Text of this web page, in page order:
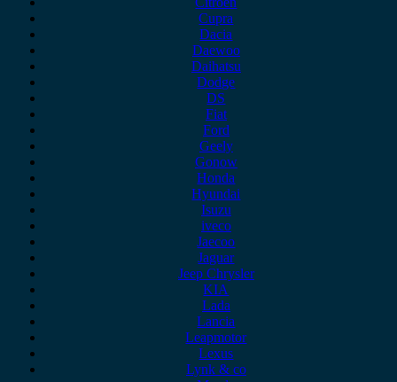
Cupra
Dacia
Daewoo
Daihatsu
Dodge
DS
Fiat
Ford
Geely
Gonow
Honda
Hyundai
Isuzu
iveco
Jaecoo
Jaguar
Jeep Chrysler
KIA
Lada
Lancia
Leapmotor
Lexus
Lynk & co